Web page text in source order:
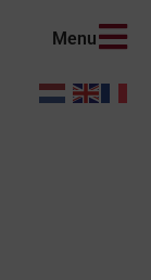
Menu